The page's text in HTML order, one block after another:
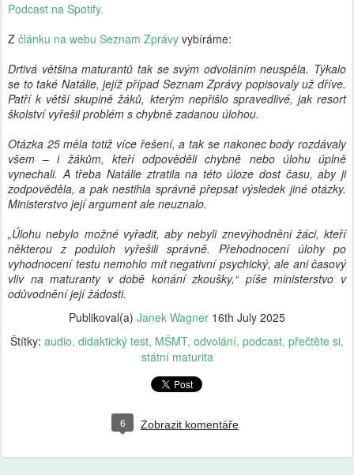
Podcast na Spotify.
Z článku na webu Seznam Zprávy vybíráme:
Drtivá většina maturantů tak se svým odvoláním neuspěla. Týkalo
se to také Natálie, jejíž případ Seznam Zprávy popisovaly už dříve.
Patří k větší skupině žáků, kterým nepřišlo spravedlivé, jak resort
školství vyřešil problém s chybně zadanou úlohou.
Otázka 25 měla totiž více řešení, a tak se nakonec body rozdávaly
všem – i žákům, kteří odpověděli chybně nebo úlohu úplně
vynechali. A třeba Natálie ztratila na této úloze dost času, aby ji
zodpověděla, a pak nestihla správně přepsat výsledek jiné otázky.
Ministerstvo její argument ale neuznalo.
„Úlohu nebylo možné vyřadit, aby nebyli znevýhodněni žáci, kteří
některou z podúloh vyřešili správně. Přehodnocení úlohy po
vyhodnocení testu nemohlo mít negativní psychický, ale ani časový
vliv na maturanty v době konání zkoušky,“ píše ministerstvo v
odůvodnění její žádosti.
Publikoval(a) Janek Wagner 16th July 2025
Štítky: audio didaktický test MŠMT odvolání podcast přečtěte si
státní maturita
6 Zobrazit komentáře